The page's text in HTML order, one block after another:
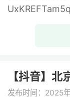
【抖音】
发布时间：2025